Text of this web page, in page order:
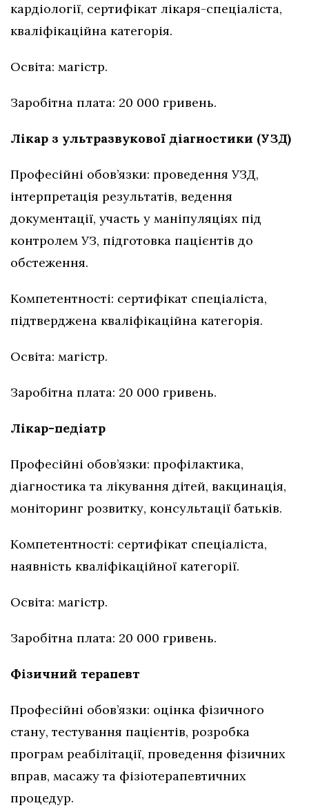
кардіології, сертифікат лікаря-спеціаліста,
кваліфікаційна категорія.
Освіта: магістр.
Заробітна плата: 20 000 гривень.
Лікар з ультразвукової діагностики (УЗД)
Професійні обов’язки: проведення УЗД,
інтерпретація результатів, ведення
документації, участь у маніпуляціях під
контролем УЗ, підготовка пацієнтів до
обстеження.
Компетентності: сертифікат спеціаліста,
підтверджена кваліфікаційна категорія.
Освіта: магістр.
Заробітна плата: 20 000 гривень.
Лікар-педіатр
Професійні обов’язки: профілактика,
діагностика та лікування дітей, вакцинація,
моніторинг розвитку, консультації батьків.
Компетентності: сертифікат спеціаліста,
наявність кваліфікаційної категорії.
Освіта: магістр.
Заробітна плата: 20 000 гривень.
Фізичний терапевт
Професійні обов’язки: оцінка фізичного
стану, тестування пацієнтів, розробка
програм реабілітації, проведення фізичних
вправ, масажу та фізіотерапевтичних
процедур.